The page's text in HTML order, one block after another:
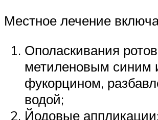
Местное лечение
Ополаскивания
метиленовым синим
фукорцином,
водой;
Йодовые